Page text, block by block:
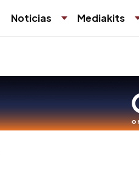
Noticias Mediakits